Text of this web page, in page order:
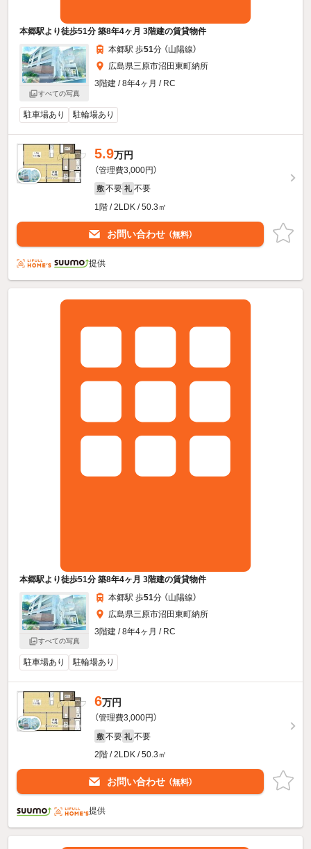
本郷駅より徒歩51分 築8年4ヶ月 3階建の賃貸物件
すべての写真
本郷駅 歩51分 （山陽線）
広島県三原市沼田東町納所
3階建 / 8年4ヶ月 / RC
駐車場あり 駐輪場あり
5.9万円
（管理費3,000円）
敷 不要 礼 不要
1階 / 2LDK / 50.3㎡
お問い合わせ （無料）
提供
本郷駅より徒歩51分 築8年4ヶ月 3階建の賃貸物件
すべての写真
本郷駅 歩51分 （山陽線）
広島県三原市沼田東町納所
3階建 / 8年4ヶ月 / RC
駐車場あり 駐輪場あり
6万円
（管理費3,000円）
敷 不要 礼 不要
2階 / 2LDK / 50.3㎡
お問い合わせ （無料）
提供